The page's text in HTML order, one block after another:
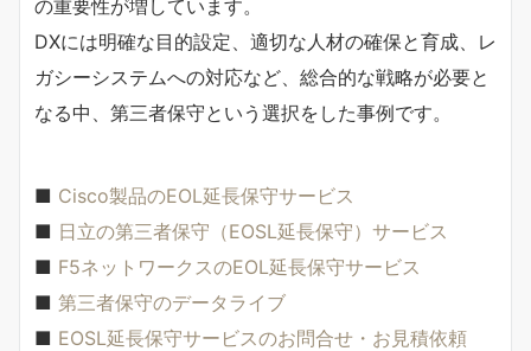
の重要性が増しています。
DXには明確な目的設定、適切な人材の確保と育成、レ
ガシーシステムへの対応など、総合的な戦略が必要と
なる中、第三者保守という選択をした事例です。
■ Cisco製品のEOL延長保守サービス
■ 日立の第三者保守（EOSL延長保守）サービス
■ F5ネットワークスのEOL延長保守サービス
■ 第三者保守のデータライブ
■ EOSL延長保守サービスのお問合せ・お見積依頼